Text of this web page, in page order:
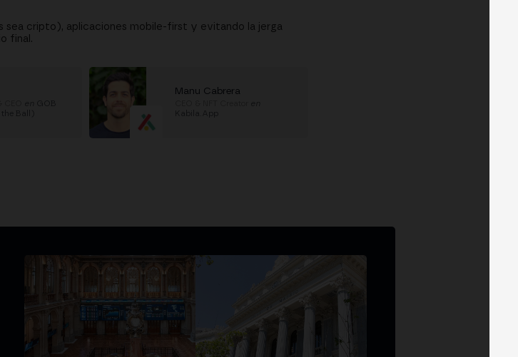
cripto), aplicaciones mobile-first y evitando la jerga
final.
Ball)
Manu Cabrera
Kabila.App